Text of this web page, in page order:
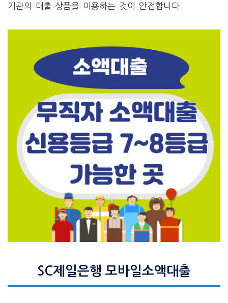
기관의 대출 상품을 이용하는 것이 안전합니다.
SC제일은행 모바일소액대출